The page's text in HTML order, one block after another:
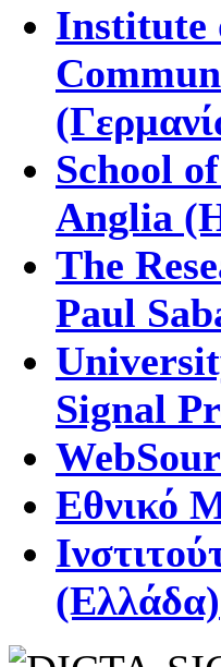
Institute
School
Anglia
The
Paul
Signal
Εθνικό
(Ελλάδα)